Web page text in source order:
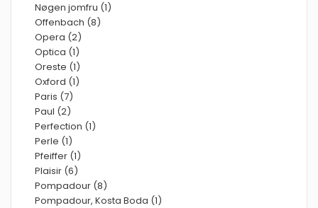
Nøgen jomfru (1)
Offenbach (8)
Opera (2)
Optica (1)
Oreste (1)
Oxford (1)
Paris (7)
Paul (2)
Perfection (1)
Perle (1)
Pfeiffer (1)
Plaisir (6)
Pompadour (8)
Pompadour, Kosta Boda (1)